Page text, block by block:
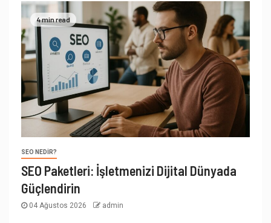
4 min read
SEO NEDIR?
SEO Paketleri: İşletmenizi Dijital Dünyada
Güçlendirin
04 Ağustos 2026 admin